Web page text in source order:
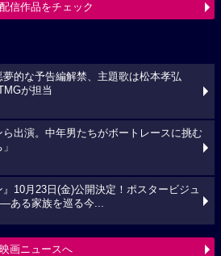
信作品をチェック
夢的な予告編解禁、主題歌は松本孝弘
が担当
ら出演。中年男たちがボートレースに挑む
』10月23日(金)公開決定！ポスタービジュ
ある家族を巡る今...
映画ニュースへ